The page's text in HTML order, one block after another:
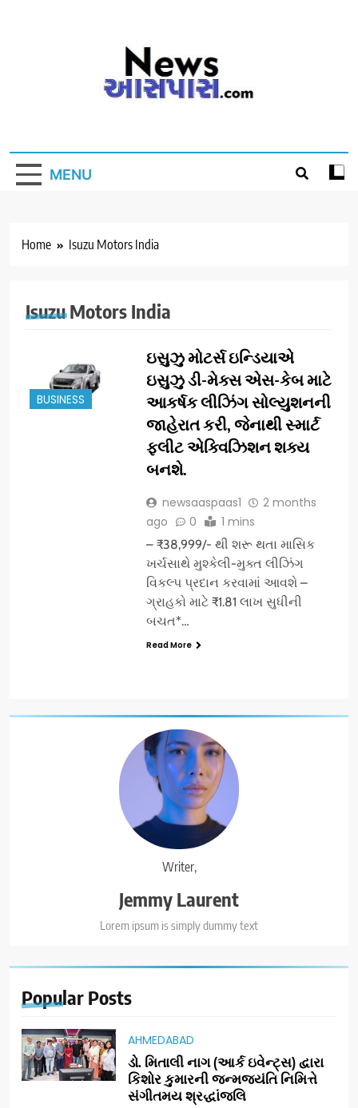
MENU
Home Isuzu Motors India
Writer,
Jemmy Laurent
Lorem ipsum is simply dummy text
Popular Posts
AHMEDABAD
ડો. મિતાલી નાગ (આર્ક ઇવેન્ટ્સ) દ્વારા
કિશોર કુમારની જન્મજયંતિ નિમિત્તે
સંગીતમય શ્રદ્ધાંજલિ
Isuzu Motors India
BUSINESS
ઇસુઝુ મોટર્સ ઇન્ડિયાએ
ઇસુઝુ ડી-મેક્સ એસ-કેબ માટે
આકર્ષક લીઝિંગ સોલ્યુશનની
જાહેરાત કરી, જેનાથી સ્માર્ટ
ફ્લીટ એક્વિઝિશન શક્ય
બનશે.
newsaaspaas1
2 months
ago
0 1 mins
– ₹38,999/- થી શરૂ થતા માસિક
ખર્ચસાથે મુશ્કેલી-મુક્ત લીઝિંગ
વિકલ્પ પ્રદાન કરવામાં આવશે –
ગ્રાહકો માટે ₹1.81 લાખ સુધીની
બચત*…
Read More